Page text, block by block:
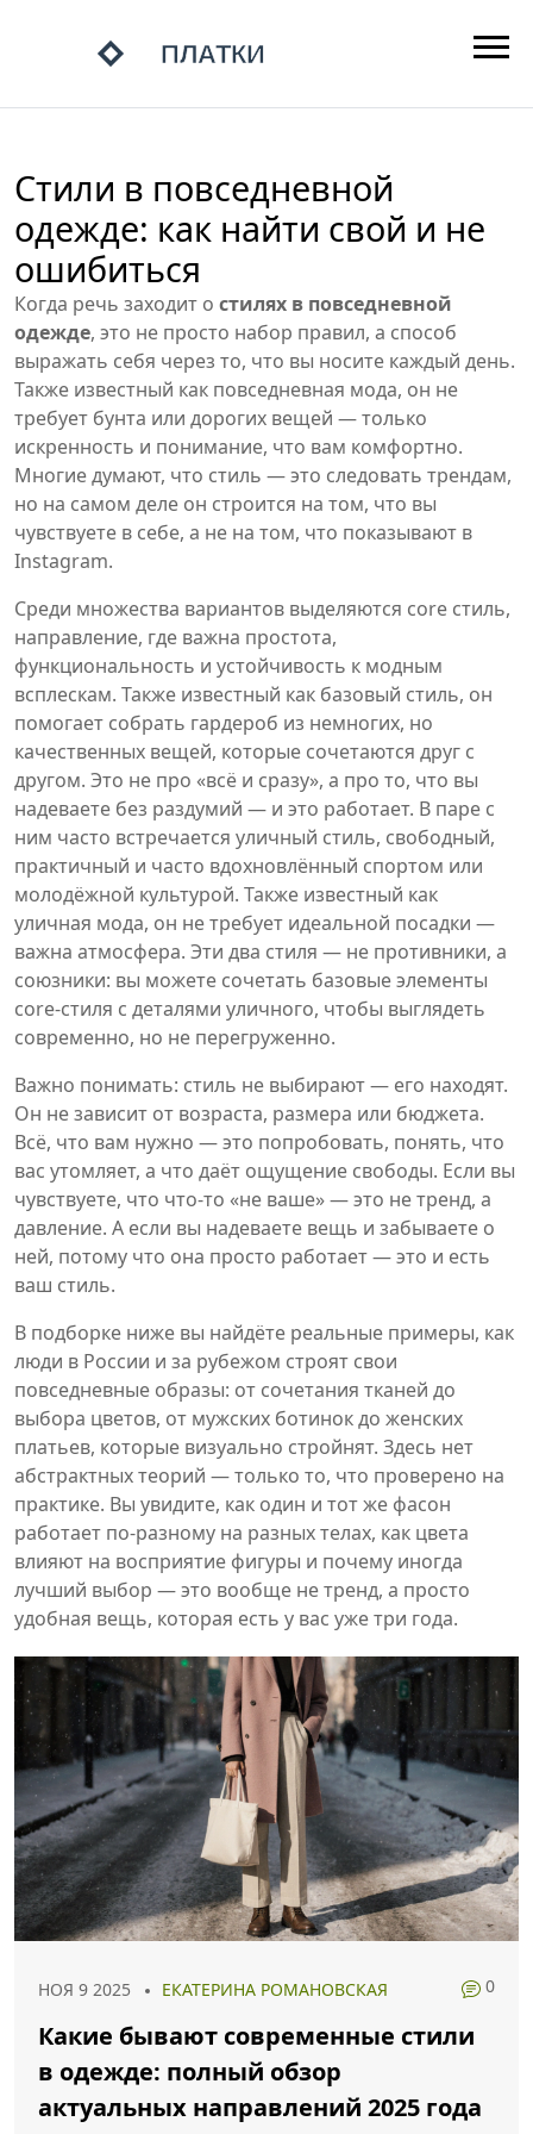
Стили в повседневной
одежде: как найти свой и не
ошибиться
Когда речь заходит о стилях в повседневной
одежде, это не просто набор правил, а способ
выражать себя через то, что вы носите каждый день.
Также известный как повседневная мода, он не
требует бунта или дорогих вещей — только
искренность и понимание, что вам комфортно.
Многие думают, что стиль — это следовать трендам,
но на самом деле он строится на том, что вы
чувствуете в себе, а не на том, что показывают в
Instagram.
Среди множества вариантов выделяются core стиль,
направление, где важна простота,
функциональность и устойчивость к модным
всплескам. Также известный как базовый стиль, он
помогает собрать гардероб из немногих, но
качественных вещей, которые сочетаются друг с
другом. Это не про «всё и сразу», а про то, что вы
надеваете без раздумий — и это работает. В паре с
ним часто встречается уличный стиль, свободный,
практичный и часто вдохновлённый спортом или
молодёжной культурой. Также известный как
уличная мода, он не требует идеальной посадки —
важна атмосфера. Эти два стиля — не противники, а
союзники: вы можете сочетать базовые элементы
core-стиля с деталями уличного, чтобы выглядеть
современно, но не перегруженно.
Важно понимать: стиль не выбирают — его находят.
Он не зависит от возраста, размера или бюджета.
Всё, что вам нужно — это попробовать, понять, что
вас утомляет, а что даёт ощущение свободы. Если вы
чувствуете, что что-то «не ваше» — это не тренд, а
давление. А если вы надеваете вещь и забываете о
ней, потому что она просто работает — это и есть
ваш стиль.
В подборке ниже вы найдёте реальные примеры, как
люди в России и за рубежом строят свои
повседневные образы: от сочетания тканей до
выбора цветов, от мужских ботинок до женских
платьев, которые визуально стройнят. Здесь нет
абстрактных теорий — только то, что проверено на
практике. Вы увидите, как один и тот же фасон
работает по-разному на разных телах, как цвета
влияют на восприятие фигуры и почему иногда
лучший выбор — это вообще не тренд, а просто
удобная вещь, которая есть у вас уже три года.
НОЯ 9 2025 ЕКАТЕРИНА РОМАНОВСКАЯ 0
Какие бывают современные стили
в одежде: полный обзор
актуальных направлений 2025 года